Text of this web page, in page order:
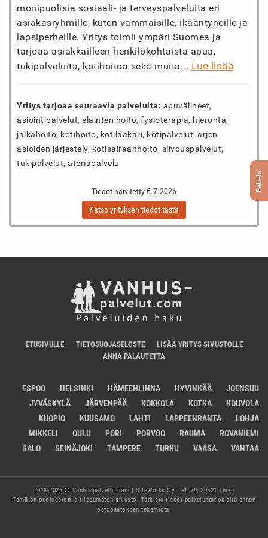
Palvelut
monipuolisia sosiaali- ja terveyspalveluita eri
asiakasryhmille, kuten vammaisille, ikääntyneille ja
lapsiperheille. Yritys toimii ympäri Suomea ja
tarjoaa asiakkailleen henkilökohtaista apua,
tukipalveluita, kotihoitoa sekä muita... Lue lisää
Yritys tarjoaa seuraavia palveluita: apuvälineet,
asiointipalvelut, eläinten hoito, fysioterapia, hieronta,
jalkahoito, kotihoito, kotilääkäri, kotipalvelut, arjen
asioiden järjestely, kotisairaanhoito, siivouspalvelut,
tukipalvelut, ateriapalvelu
Tiedot päivitetty 6.7.2026
Katso yrityksen tiedot tästä
ETUSIVULLE TIETOSUOJASELOSTE
LISÄÄ YRITYS SIVUSTOLLE
ANNA PALAUTETTA
ESPOO HELSINKI HÄMEENLINNA HYVINKÄÄ
JOENSUU
JYVÄSKYLÄ
JÄRVENPÄÄ KOKKOLA KOTKA
KOUVOLA
KUOPIO
KUUSAMO LAHTI LAPPEENRANTA
LOHJA
MIKKELI
OULU PORI PORVOO RAUMA
ROVANIEMI
SALO
SEINÄJOKI TAMPERE TURKU VAASA VANTAA
2018-2026 © Vanhuspalvelut.com | SiteWorks Oy | PL 79, 20521 Turku
Tämä on puolueeton ja riippumaton sivusto. Tarkista tiedot palveluntarjoajalta ennen
ostopäätöksen tekemistä.